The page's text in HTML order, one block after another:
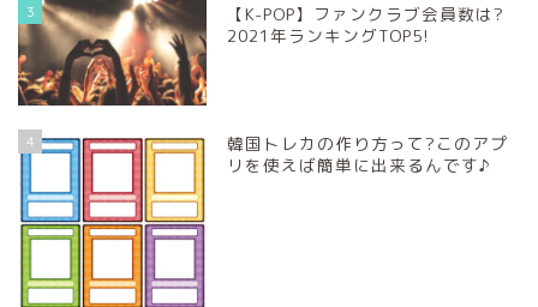
3
【K-POP】ファンクラブ会員数は?
2021年ランキングTOP5!
4
韓国トレカの作り方って?このアプ
リを使えば簡単に出来るんです♪